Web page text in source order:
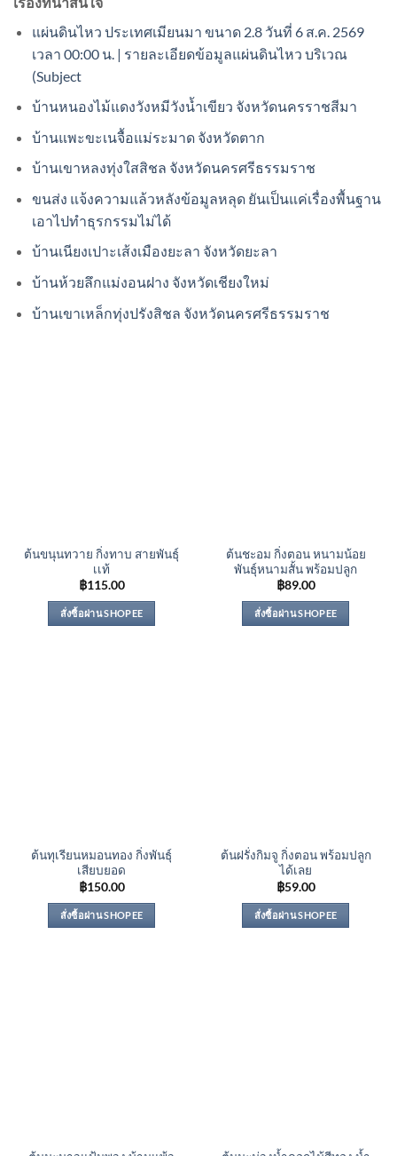
แผ่นดินไหว ประเทศเมียนมา ขนาด 2.8 วันที่ 6 ส.ค. 2569
เวลา 00:00 น. | รายละเอียดข้อมูลแผ่นดินไหว บริเวณ
(Subject
บ้านหนองไม้แดงวังหมีวังน้ำเขียว จังหวัดนครราชสีมา
บ้านแพะขะเนจื้อแม่ระมาด จังหวัดตาก
บ้านเขาหลงทุ่งใสสิชล จังหวัดนครศรีธรรมราช
ขนส่ง แจ้งความแล้วหลังข้อมูลหลุด ยันเป็นแค่เรื่องพื้นฐาน
เอาไปทำธุรกรรมไม่ได้
บ้านเนียงเปาะเส้งเมืองยะลา จังหวัดยะลา
บ้านห้วยลึกแม่งอนฝาง จังหวัดเชียงใหม่
บ้านเขาเหล็กทุ่งปรังสิชล จังหวัดนครศรีธรรมราช
ต้นขนุนทวาย กิ่งทาบ สายพันธุ์
เเท้
฿115.00
สั่งซื้อผ่าน SHOPEE
ต้นชะอม กิ่งตอน หนามน้อย
พันธุ์หนามสั้น พร้อมปลูก
฿89.00
สั่งซื้อผ่าน SHOPEE
ต้นทุเรียนหมอนทอง กิ่งพันธุ์
เสียบยอด
฿150.00
สั่งซื้อผ่าน SHOPEE
ต้นฝรั่งกิมจู กิ่งตอน พร้อมปลูก
ได้เลย
฿59.00
สั่งซื้อผ่าน SHOPEE